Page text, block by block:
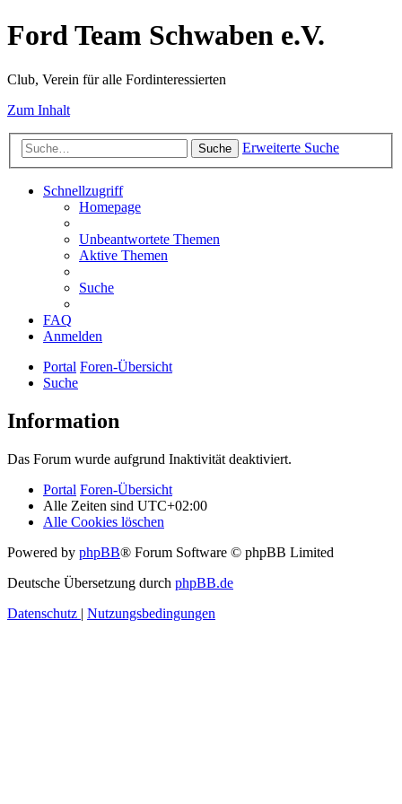
Ford Team Schwaben e.V.
Club, Verein für alle Fordinteressierten
Zum Inhalt
Suche Erweiterte Suche
Schnellzugriff
Homepage
Unbeantwortete Themen
Aktive Themen
Suche
FAQ
Anmelden
Portal Foren-Übersicht
Suche
Information
Das Forum wurde aufgrund Inaktivität deaktiviert.
Portal Foren-Übersicht
Alle Zeiten sind UTC+02:00
Alle Cookies löschen
Powered by phpBB® Forum Software © phpBB Limited
Deutsche Übersetzung durch phpBB.de
Datenschutz | Nutzungsbedingungen